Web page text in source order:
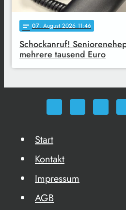
notes 07. August 2026 11:46
Schockanruf!
mehrere tausend Euro
Start
Kontakt
Impressum
AGB